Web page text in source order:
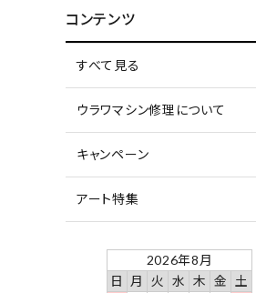
コンテンツ
すべて見る
ウラワマシン修理について
キャンペーン
アート特集
2026年8月
日
月 火 水 木 金
土